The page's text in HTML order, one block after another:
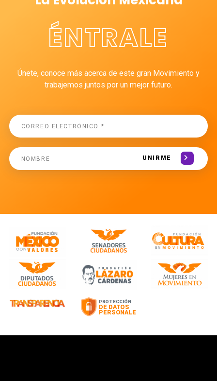
ÉNTRALE
Únete, conoce más acerca de este gran Movimiento y
trabajemos juntos por un mejor futuro.
UNIRME